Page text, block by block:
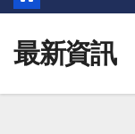
最新資訊